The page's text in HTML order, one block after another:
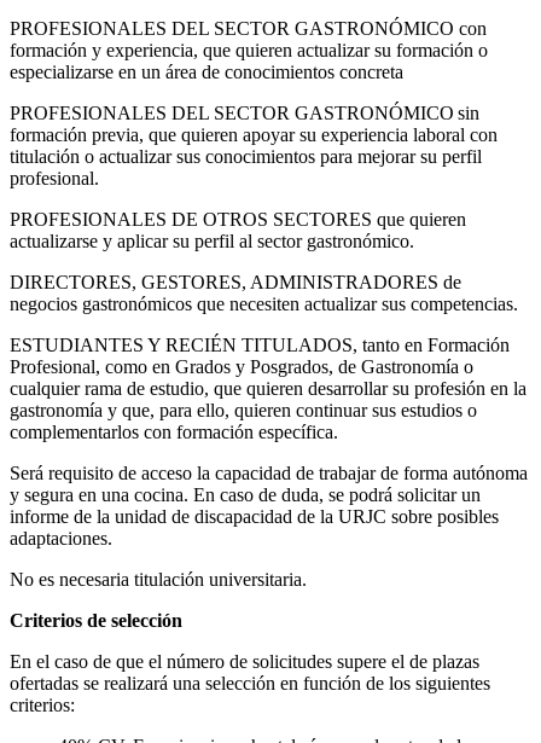
PROFESIONALES DEL SECTOR GASTRONÓMICO con
formación y experiencia, que quieren actualizar su formación o
especializarse en un área de conocimientos concreta
PROFESIONALES DEL SECTOR GASTRONÓMICO sin
formación previa, que quieren apoyar su experiencia laboral con
titulación o actualizar sus conocimientos para mejorar su perfil
profesional.
PROFESIONALES DE OTROS SECTORES que quieren
actualizarse y aplicar su perfil al sector gastronómico.
DIRECTORES, GESTORES, ADMINISTRADORES de
negocios gastronómicos que necesiten actualizar sus competencias.
ESTUDIANTES Y RECIÉN TITULADOS, tanto en Formación
Profesional, como en Grados y Posgrados, de Gastronomía o
cualquier rama de estudio, que quieren desarrollar su profesión en la
gastronomía y que, para ello, quieren continuar sus estudios o
complementarlos con formación específica.
Será requisito de acceso la capacidad de trabajar de forma autónoma
y segura en una cocina. En caso de duda, se podrá solicitar un
informe de la unidad de discapacidad de la URJC sobre posibles
adaptaciones.
No es necesaria titulación universitaria.
Criterios de selección
En el caso de que el número de solicitudes supere el de plazas
ofertadas se realizará una selección en función de los siguientes
criterios: